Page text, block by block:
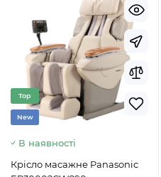
Top
New
В наявності
Крісло масажне Panasonic